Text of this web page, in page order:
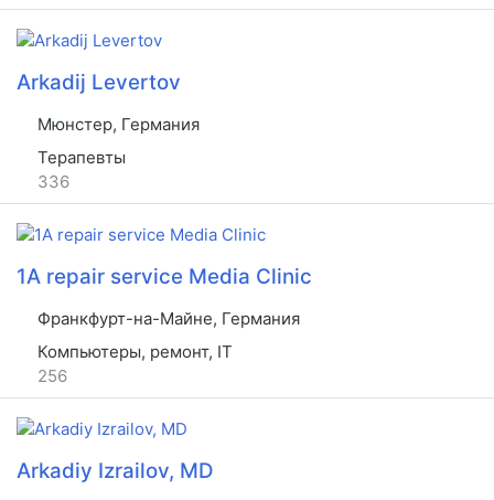
Arkadij Levertov
Мюнстер, Германия
Терапевты
336
1A repair service Media Clinic
Франкфурт-на-Майне, Германия
Компьютеры, ремонт, IT
256
Arkadiy Izrailov, MD